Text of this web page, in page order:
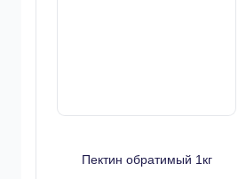
Пектин обратимый 1кг